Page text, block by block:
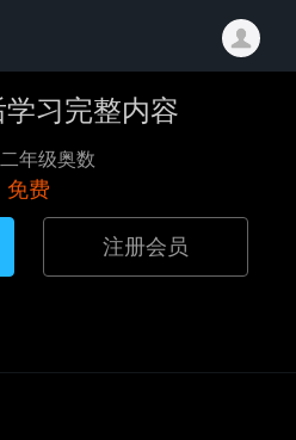
习完整内容
年级奥数
免费
注册会员